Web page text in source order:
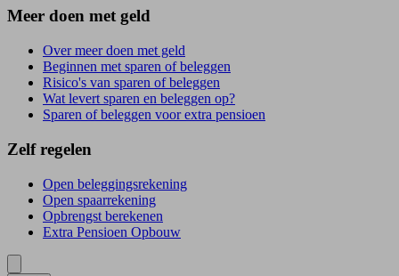
Meer doen met geld
Over meer doen met geld
Beginnen met sparen of beleggen
Risico's van sparen of beleggen
Wat levert sparen en beleggen op?
Sparen of beleggen voor extra pensioen
Zelf regelen
Open beleggingsrekening
Open spaarrekening
Opbrengst berekenen
Extra Pensioen Opbouw